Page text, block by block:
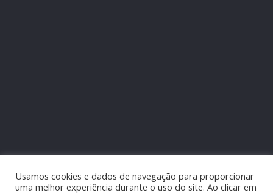
Usamos cookies e dados de navegação para proporcionar
uma melhor experiência durante o uso do site. Ao clicar em